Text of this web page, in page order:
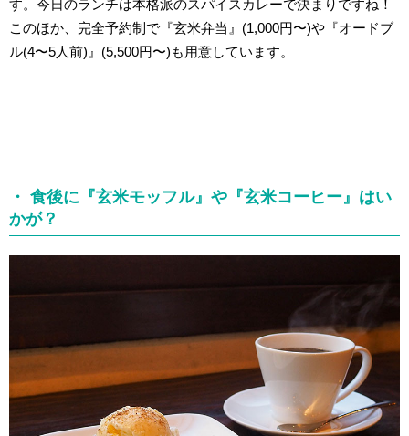
す。今日のランチは本格派のスパイスカレーで決まりですね！
このほか、完全予約制で『玄米弁当』(1,000円〜)や『オードブ
ル(4〜5人前)』(5,500円〜)も用意しています。
・ 食後に『玄米モッフル』や『玄米コーヒー』はい
かが？